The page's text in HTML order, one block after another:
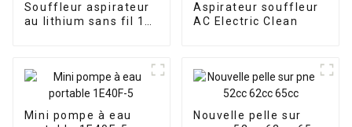
Souffleur aspirateur
au lithium sans fil 18
Aspirateur souffleur
AC Electric Clean
Mini pompe à eau
Nouvelle pelle sur